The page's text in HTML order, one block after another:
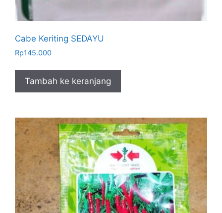
Cabe Keriting SEDAYU
Rp145.000
Tambah ke keranjang